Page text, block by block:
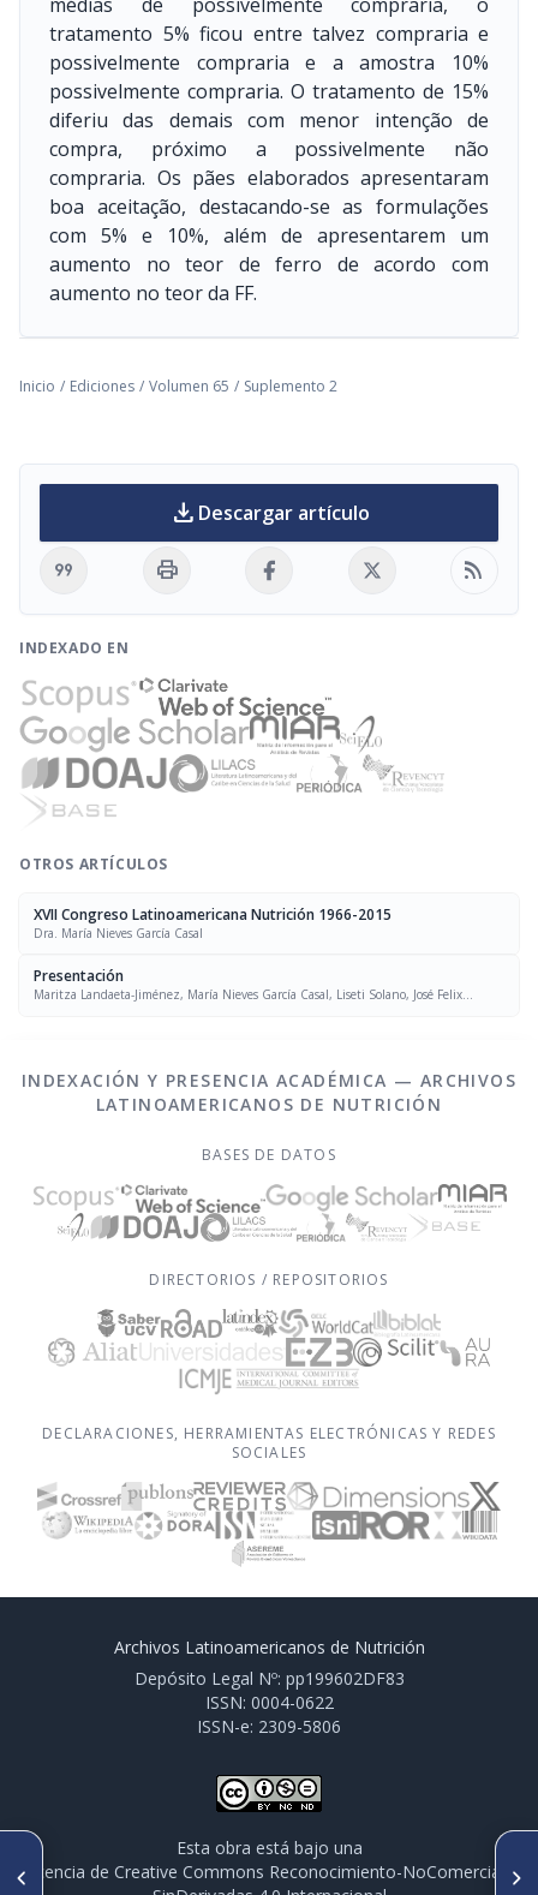
tratamento 5% ficou entre talvez compraria e
possivelmente compraria e a amostra 10%
possivelmente compraria. O tratamento de 15%
diferiu das demais com menor intenção de
compra, próximo a possivelmente não
compraria. Os pães elaborados apresentaram
boa aceitação, destacando-se as formulações
com 5% e 10%, além de apresentarem um
aumento no teor de ferro de acordo com
aumento no teor da FF.
Inicio / Ediciones / Volumen 65 / Suplemento 2
download Descargar artículo
format_quote print rss_feed
INDEXADO EN
OTROS ARTÍCULOS
XVII Congreso Latinoamericana Nutrición 1966-2015
Dra. María Nieves García Casal
Presentación
Maritza Landaeta-Jiménez, María Nieves García Casal, Liseti Solano, José Felix
ARTÍCULO ANTERIOR
PO450. EFECTO DEL TIPO DE
SIGUIENTE ARTÍCULO
PO455. CONTENIDO DE
INDEXACIÓN Y PRESENCIA ACADÉMICA — ARCHIVOS
LATINOAMERICANOS DE NUTRICIÓN
BASES DE DATOS
DIRECTORIOS / REPOSITORIOS
DECLARACIONES, HERRAMIENTAS ELECTRÓNICAS Y REDES
SOCIALES
Archivos Latinoamericanos de Nutrición
Depósito Legal Nº: pp199602DF83
ISSN: 0004-0622
ISSN-e: 2309-5806
Esta obra está bajo una
licencia de Creative Commons Reconocimiento-NoComercial-